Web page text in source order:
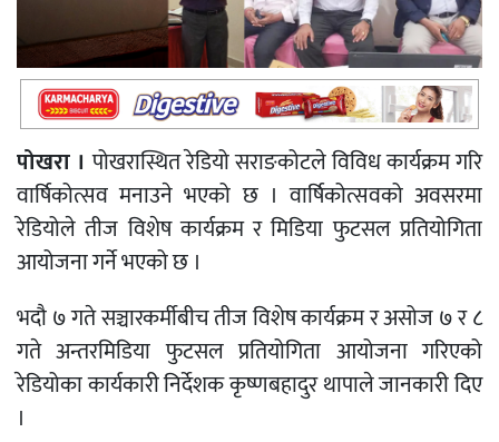
पोखरा ।पोखरास्थित रेडियो सराङकोटले विविध कार्यक्रम गरि
वार्षिकोत्सव मनाउने भएको छ । वार्षिकोत्सवको अवसरमा
रेडियोले तीज विशेष कार्यक्रम र मिडिया फुटसल प्रतियोगिता
आयोजना गर्ने भएको छ ।
भदौ ७ गते सञ्चारकर्मीबीच तीज विशेष कार्यक्रम र असोज ७ र ८
गते अन्तरमिडिया फुटसल प्रतियोगिता आयोजना गरिएको
रेडियोका कार्यकारी निर्देशक कृष्णबहादुर थापाले जानकारी दिए
।